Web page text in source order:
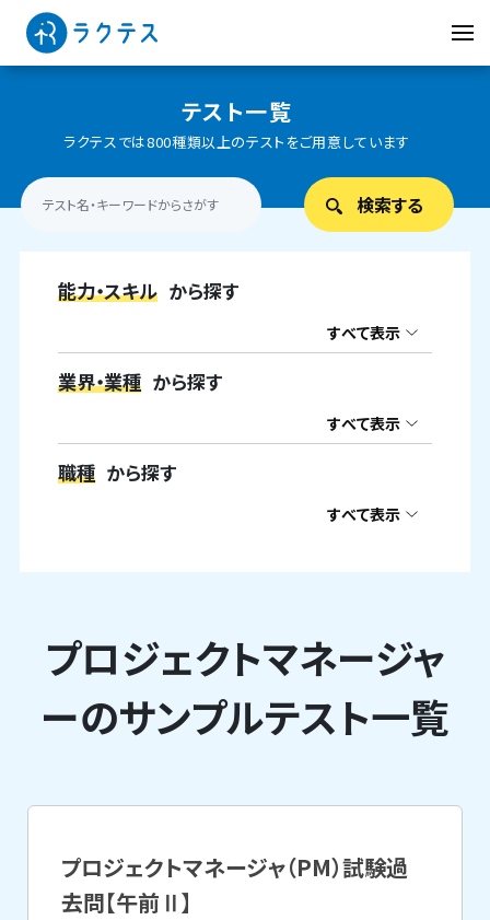
テスト一覧
ラクテスでは800種類以上のテストをご用意しています
能力・スキル から探す
すべて表示
業界・業種 から探す
すべて表示
職種 から探す
すべて表示
プロジェクトマネージャ
ーのサンプルテスト一覧
プロジェクトマネージャ（PM）試験過
去問【午前Ⅱ】